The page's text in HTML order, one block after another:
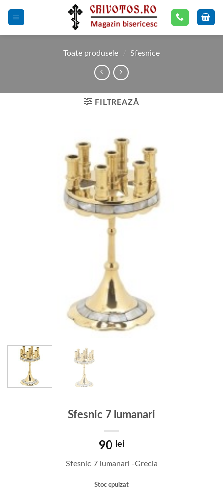
Toate produsele / Sfesnice
FILTREAZĂ
Sfesnic 7 lumanari
90 lei
Sfesnic 7 lumanari -Grecia
Stoc epuizat